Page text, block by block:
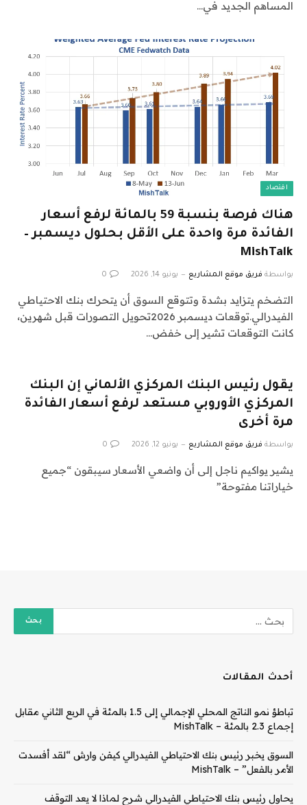
المساهم الجديد في…
اقتصاد
هناك فرصة بنسبة 59 بالمائة لرفع أسعار
الفائدة مرة واحدة على الأقل بحلول ديسمبر –
MishTalk
بواسطة فريق موقع المشاريع يونيو 14, 2026 0
التضخم يتزايد بشدة وتتوقع السوق أن يتحرك بنك الاحتياطي
الفيدرالي.توقعات ديسمبر 2026تحويل التصورات قبل شهرين،
كانت التوقعات تشير إلى خفض…
يقول رئيس البنك المركزي الألماني إن البنك
المركزي الأوروبي مستعد لرفع أسعار الفائدة
مرة أخرى
بواسطة فريق موقع المشاريع يونيو 12, 2026 0
يشير يواكيم ناجل إلى أن واضعي الأسعار سيبقون “جميع
خياراتنا مفتوحة”
أحدث المقالات
تباطؤ نمو الناتج المحلي الإجمالي إلى 1.5 بالمئة في الربع الثاني مقابل
إجماع 2.3 بالمئة – MishTalk
السوق يخبر رئيس بنك الاحتياطي الفيدرالي كيفن وارش “لقد أفسدت
الأمر بالفعل” – MishTalk
يحاول رئيس بنك الاحتياطي الفيدرالي شرح لماذا لا يعد التوقف